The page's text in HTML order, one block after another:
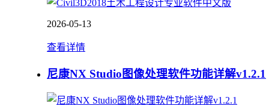
2026-05-13
查看详情
尼康NX Studio图像处理软件功能详解v1.2.1